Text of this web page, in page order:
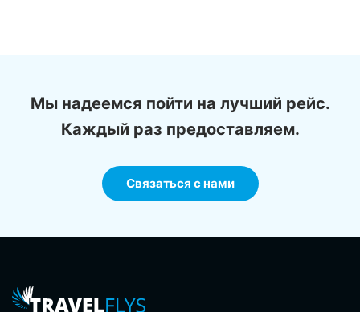
Мы надеемся пойти на лучший рейс.
Каждый раз предоставляем.
Связаться с нами